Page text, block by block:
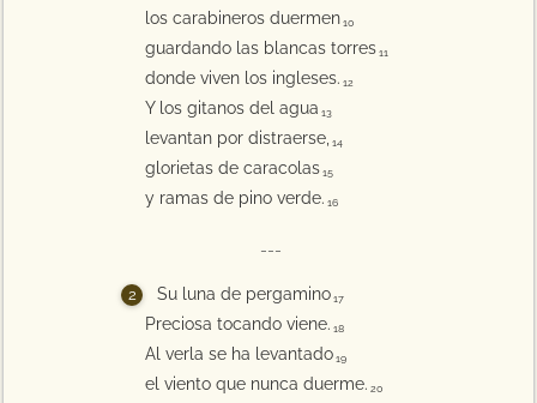
los carabineros duermen 10
guardando las blancas torres 11
donde viven los ingleses. 12
Y los gitanos del agua 13
levantan por distraerse, 14
glorietas de caracolas 15
y ramas de pino verde. 16
---
Su luna de pergamino 17
Preciosa tocando viene. 18
Al verla se ha levantado 19
el viento que nunca duerme. 20